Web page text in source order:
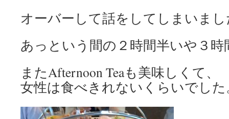
オーバーして話をしてしまいま
あっという間の２時間半いや３時
またAfternoon Teaも美味しくて、
女性は食べきれないくらいでした